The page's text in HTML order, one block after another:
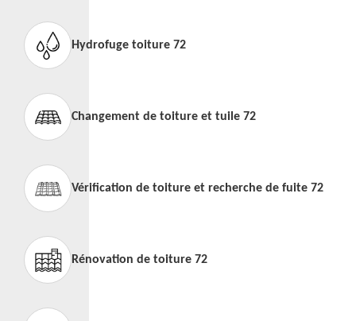
Hydrofuge toiture 72
Changement de toiture et tuile 72
Vérification de toiture et recherche de fuite 72
Rénovation de toiture 72